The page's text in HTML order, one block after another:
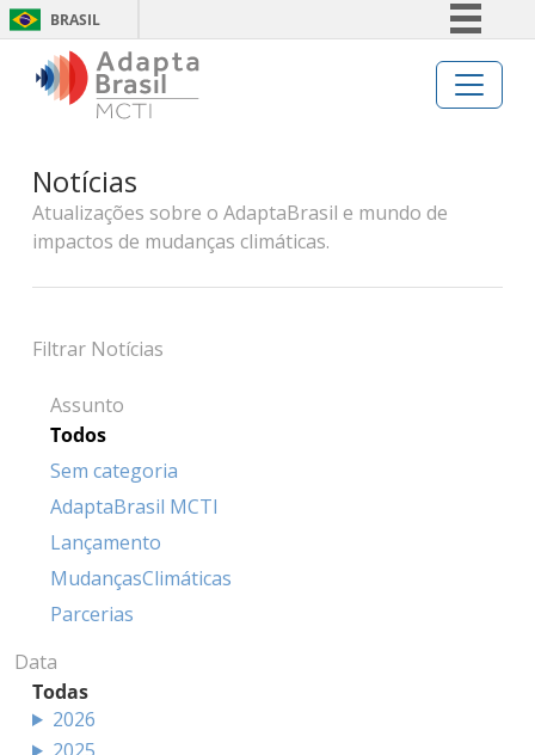
BRASIL
Legislação
Notícias
Atualizações sobre o AdaptaBrasil e mundo de
impactos de mudanças climáticas.
Filtrar Notícias
Assunto
Todos
Sem categoria
AdaptaBrasil MCTI
Lançamento
MudançasClimáticas
Parcerias
Data
Todas
2026